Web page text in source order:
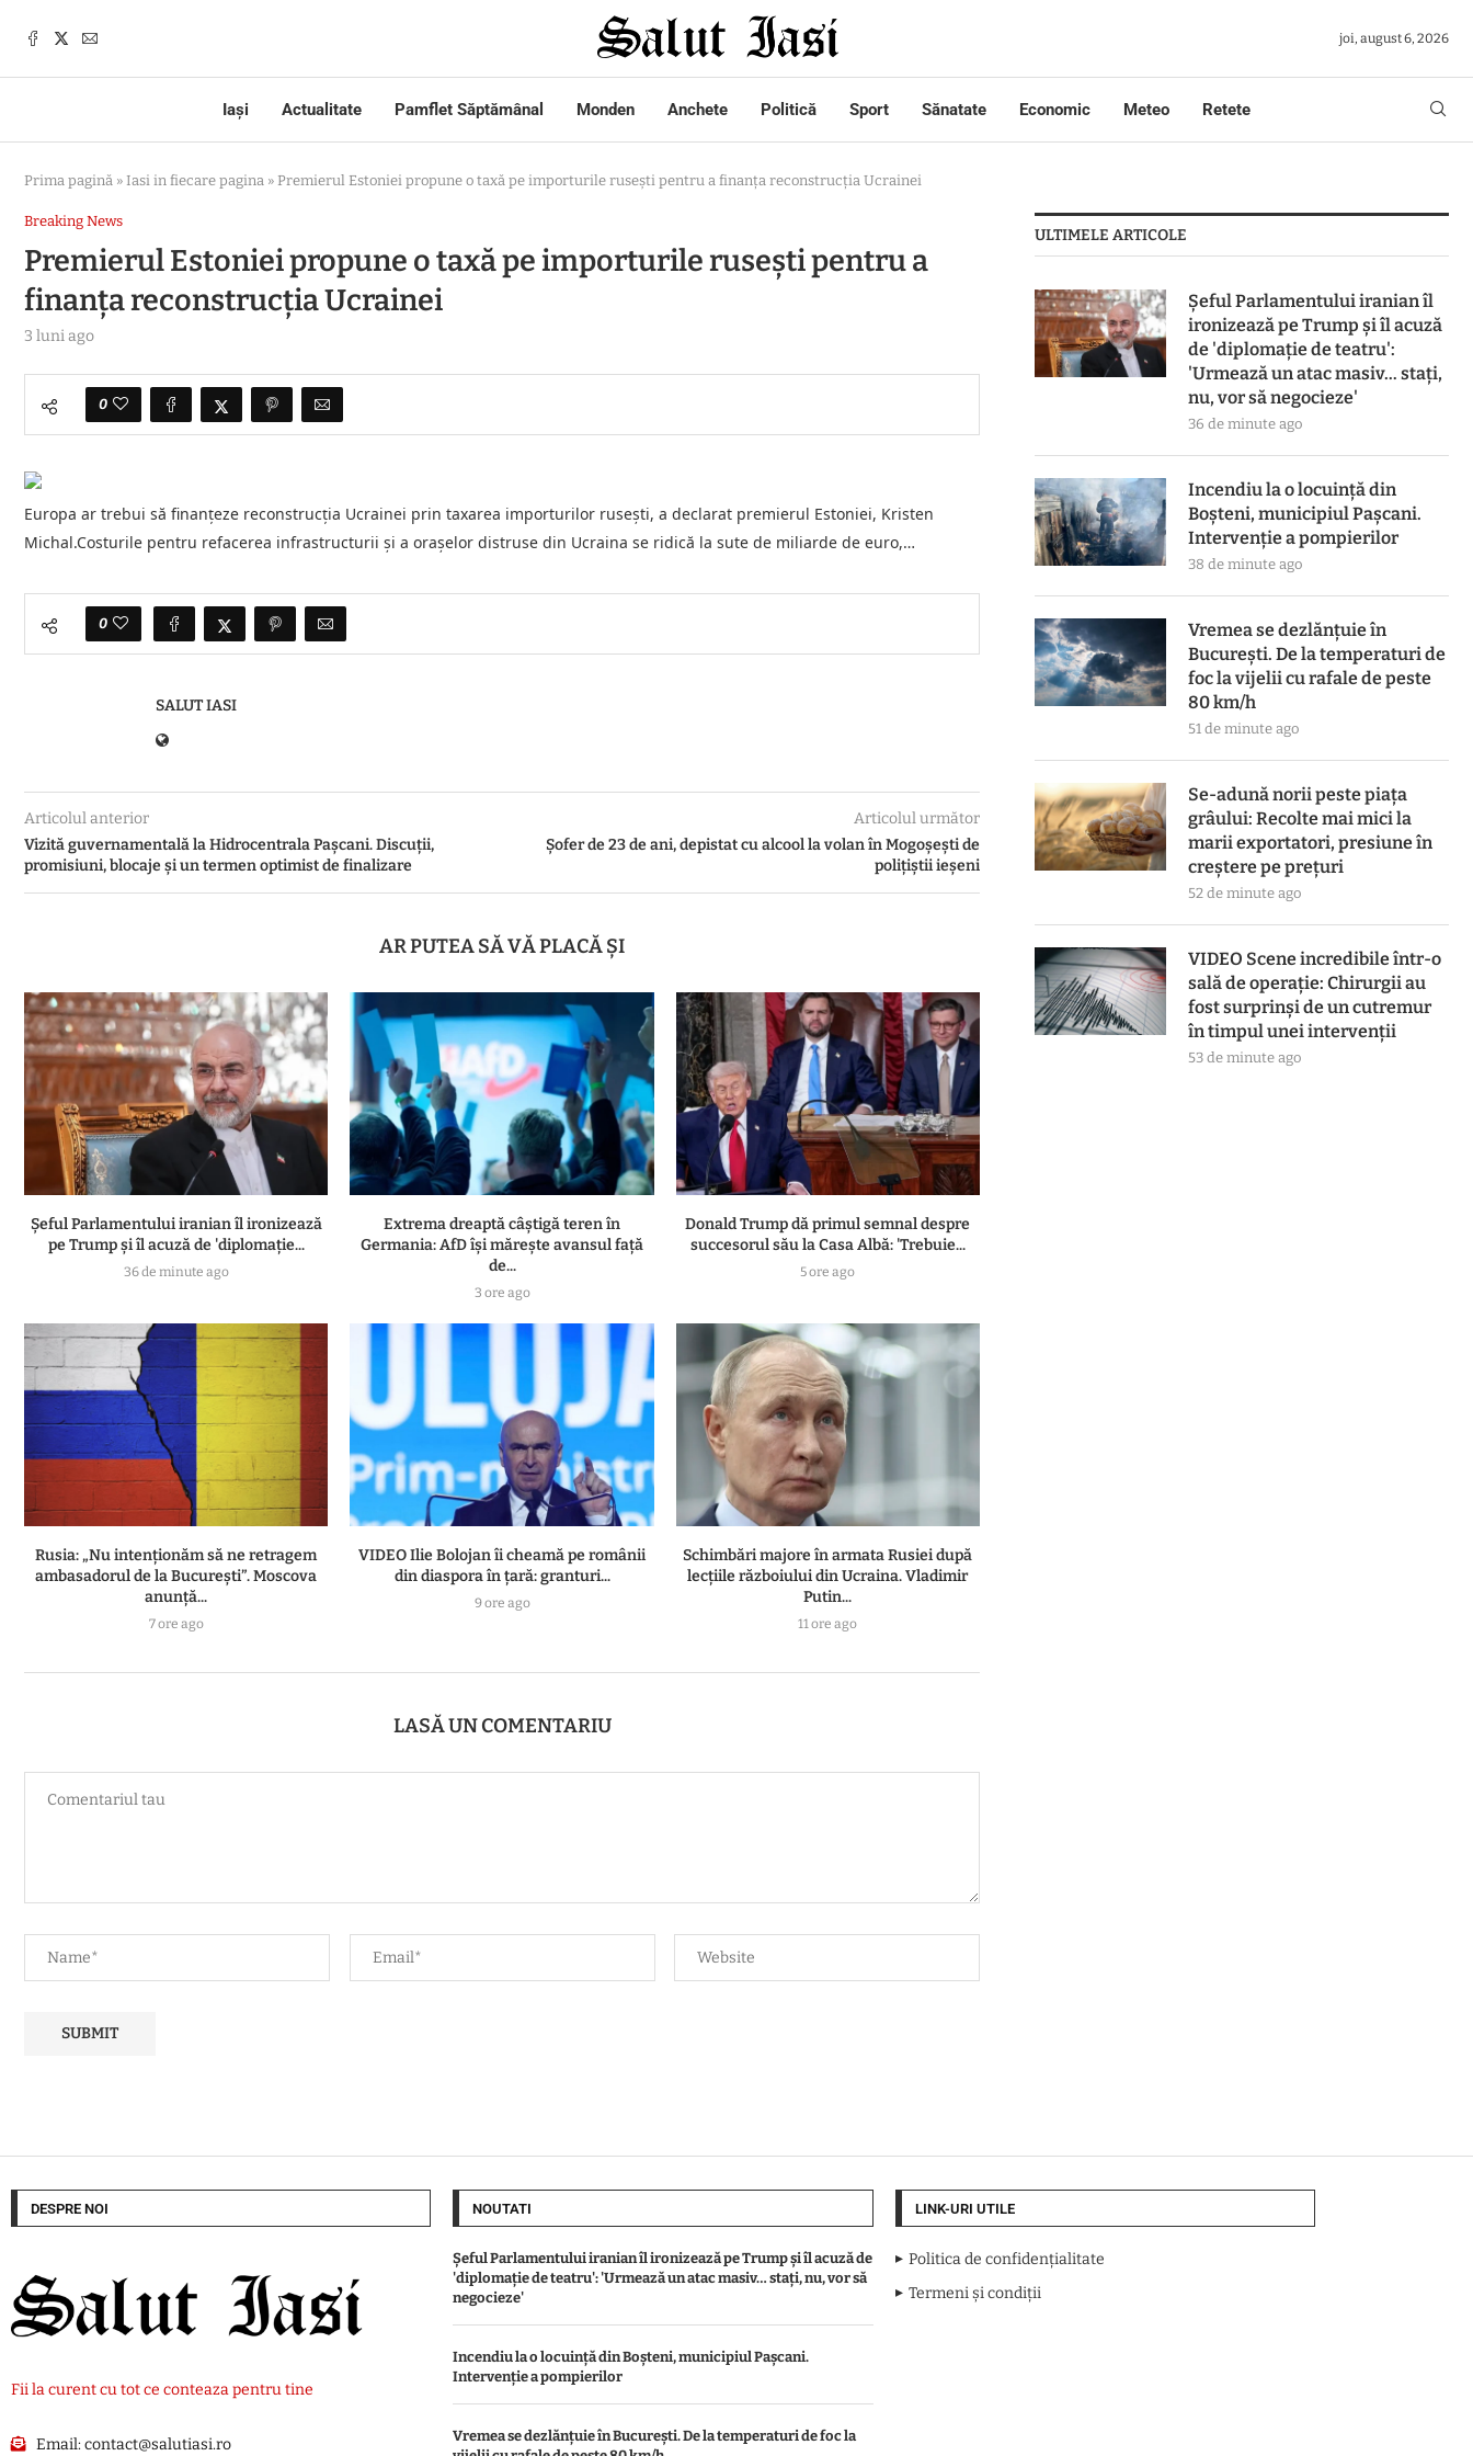
joi, august 6, 2026
Iași Actualitate Pamflet Săptămânal Monden Anchete Politică Sport Sănatate Economic Meteo Retete
Prima pagină » Iasi in fiecare pagina » Premierul Estoniei propune o taxă pe importurile rusești pentru a finanța reconstrucția Ucrainei
Breaking News
Premierul Estoniei propune o taxă pe importurile rusești pentru a
finanța reconstrucția Ucrainei
3 luni ago
0
Europa ar trebui să finanțeze reconstrucția Ucrainei prin taxarea importurilor rusești, a declarat premierul Estoniei, Kristen
Michal.Costurile pentru refacerea infrastructurii și a orașelor distruse din Ucraina se ridică la sute de miliarde de euro,…
0
SALUT IASI
Articolul anterior
Vizită guvernamentală la Hidrocentrala Pașcani. Discuții,
promisiuni, blocaje și un termen optimist de finalizare
Articolul următor
Șofer de 23 de ani, depistat cu alcool la volan în Mogoșești de
polițiștii ieșeni
AR PUTEA SĂ VĂ PLACĂ ȘI
Șeful Parlamentului iranian îl ironizează
pe Trump și îl acuză de 'diplomație...
36 de minute ago
Extrema dreaptă câștigă teren în
Germania: AfD își mărește avansul față
de...
3 ore ago
Donald Trump dă primul semnal despre
succesorul său la Casa Albă: 'Trebuie...
5 ore ago
Rusia: „Nu intenționăm să ne retragem
ambasadorul de la București”. Moscova
anunță...
7 ore ago
VIDEO Ilie Bolojan îi cheamă pe românii
din diaspora în țară: granturi...
9 ore ago
Schimbări majore în armata Rusiei după
lecțiile războiului din Ucraina. Vladimir
Putin...
11 ore ago
LASĂ UN COMENTARIU
ULTIMELE ARTICOLE
Șeful Parlamentului iranian îl
ironizează pe Trump și îl acuză
de 'diplomație de teatru':
'Urmează un atac masiv… stați,
nu, vor să negocieze'
36 de minute ago
Incendiu la o locuință din
Boșteni, municipiul Pașcani.
Intervenție a pompierilor
38 de minute ago
Vremea se dezlănțuie în
București. De la temperaturi de
foc la vijelii cu rafale de peste
80 km/h
51 de minute ago
Se-adună norii peste piața
grâului: Recolte mai mici la
marii exportatori, presiune în
creștere pe prețuri
52 de minute ago
VIDEO Scene incredibile într-o
sală de operație: Chirurgii au
fost surprinși de un cutremur
în timpul unei intervenții
53 de minute ago
DESPRE NOI
Fii la curent cu tot ce conteaza pentru tine
Email:contact@salutiasi.ro
NOUTATI
Șeful Parlamentului iranian îl ironizează pe Trump și îl acuză de
'diplomație de teatru': 'Urmează un atac masiv… stați, nu, vor să
negocieze'
Incendiu la o locuință din Boșteni, municipiul Pașcani.
Intervenție a pompierilor
Vremea se dezlănțuie în București. De la temperaturi de foc la
LINK-URI UTILE
Politica de confidențialitate
Termeni și condiții